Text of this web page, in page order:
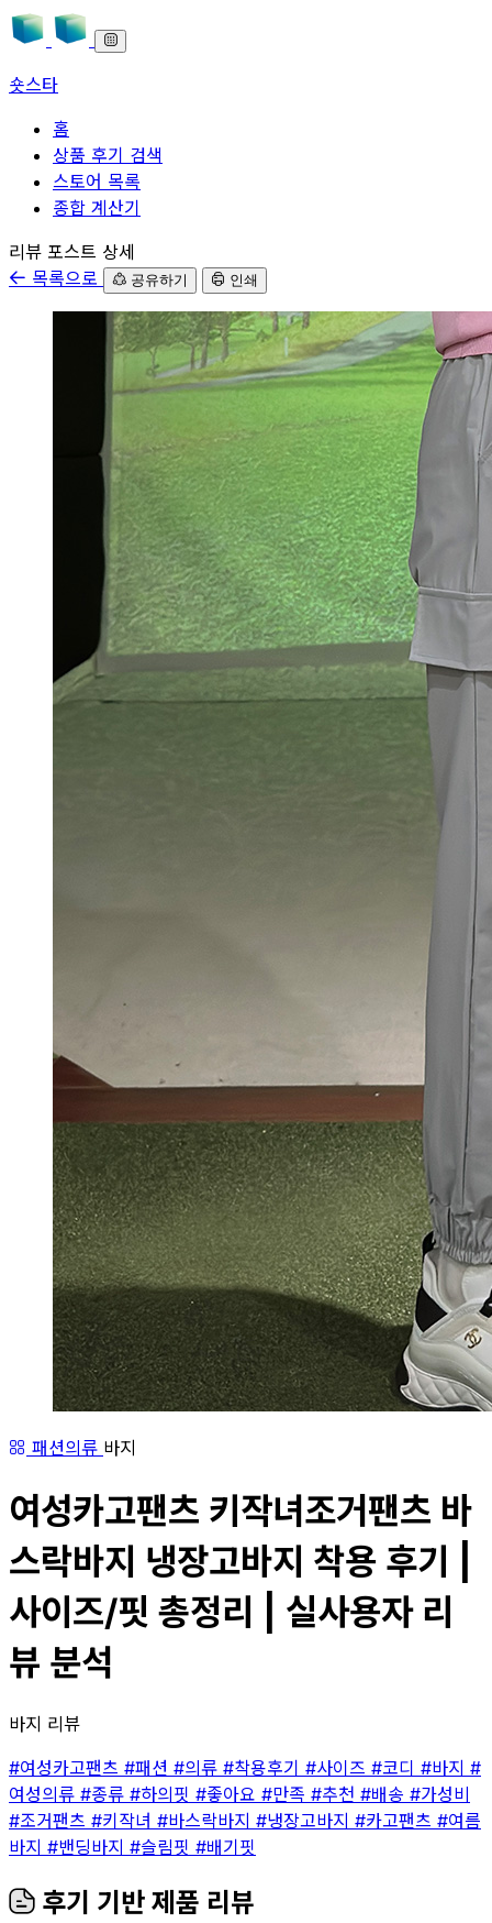
숏스타
홈
상품 후기 검색
스토어 목록
종합 계산기
본문으로 바로가기
리뷰 포스트 상세
목록으로
공유하기 인쇄
패션의류 바지
여성카고팬츠 키작녀조거팬츠 바
스락바지 냉장고바지 착용 후기 |
사이즈/핏 총정리 | 실사용자 리
뷰 분석
바지 리뷰
#여성카고팬츠 #패션 #의류 #착용후기 #사이즈 #코디 #바지 #
여성의류 #종류 #하의핏 #좋아요 #만족 #추천 #배송 #가성비
#조거팬츠 #키작녀 #바스락바지 #냉장고바지 #카고팬츠 #여름
바지 #밴딩바지 #슬림핏 #배기핏
후기 기반 제품 리뷰